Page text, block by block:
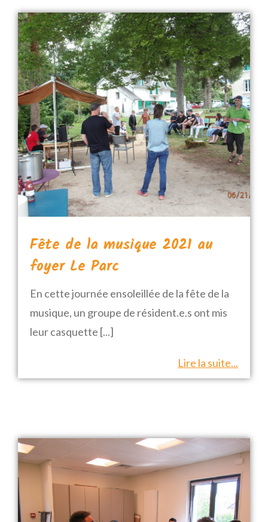
Fête de la musique 2021 au
foyer Le Parc
En cette journée ensoleillée de la fête de la
musique, un groupe de résident.e.s ont mis
leur casquette [...]
Lire la suite...